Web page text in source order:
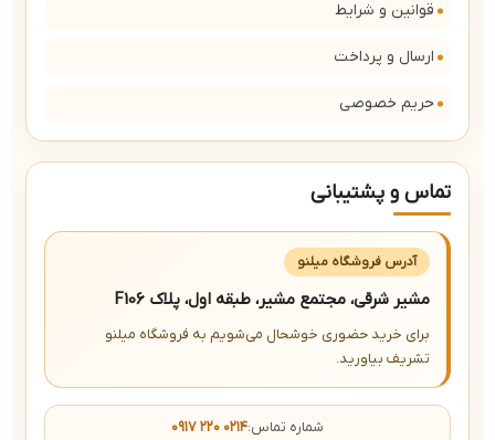
قوانین و شرایط
ارسال و پرداخت
حریم خصوصی
تماس و پشتیبانی
آدرس فروشگاه میلنو
مشیر شرقی، مجتمع مشیر، طبقه اول، پلاک F106
برای خرید حضوری خوشحال می‌شویم به فروشگاه میلنو
تشریف بیاورید.
شماره تماس:۰۹۱۷ ۲۲۰ ۰۲۱۴